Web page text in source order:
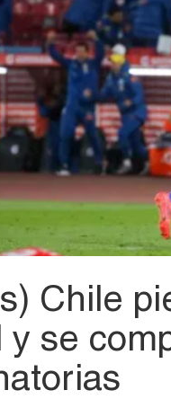
Chile
y se